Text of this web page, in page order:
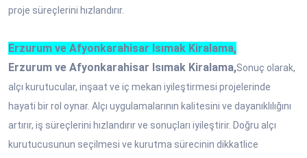
proje süreçlerini hızlandırır.
Erzurum ve Afyonkarahisar Isımak Kiralama,
Erzurum ve Afyonkarahisar Isımak Kiralama,Sonuç olarak,
alçı kurutucular, inşaat ve iç mekan iyileştirmesi projelerinde
hayati bir rol oynar. Alçı uygulamalarının kalitesini ve dayanıklılığını
artırır, iş süreçlerini hızlandırır ve sonuçları iyileştirir. Doğru alçı
kurutucusunun seçilmesi ve kurutma sürecinin dikkatlice